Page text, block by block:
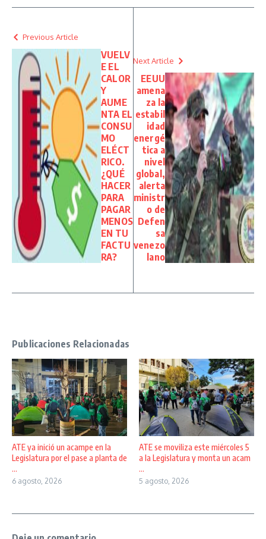
Previous Article
VUELV
E EL
CALOR
Y
AUME
NTA EL
CONSU
MO
ELÉCT
RICO.
¿QUÉ
HACER
PARA
PAGAR
MENOS
EN TU
FACTU
RA?
Next Article
EEUU
amena
za la
estabil
idad
energé
tica a
nivel
global,
alerta
ministr
o de
Defen
sa
venezo
lano
Publicaciones Relacionadas
ATE ya inició un acampe en la
Legislatura por el pase a planta de
...
6 agosto, 2026
ATE se moviliza este miércoles 5
a la Legislatura y monta un acam
...
5 agosto, 2026